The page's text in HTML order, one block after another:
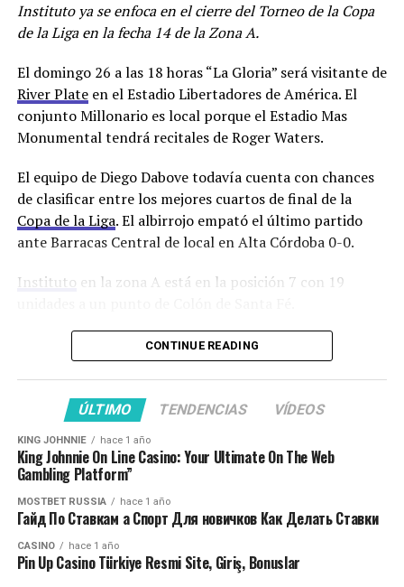
Además, el club de Barrio Alberdi oficializó la
continuidad de Franco Jara. El delantero de 35 años
continuará al menos hasta diciembre de 2024.
Los jugadores entrenarán este viernes en doble turno y
trabajarán en Villa Esquiú hasta el sábado 30 inclusive
cuando serán licenciados hasta después de las fiestas de
fin de año para encarar la parte más dura de la
pretemporada.
¡Franco Jara sigue!
renovó su contrato con
#Belgrano, hasta diciembre
de 2024.
¡Vamos por más,
Franco!#BelgranoVamos
pic.twitter.com/K3kPIwx2F
Q
Instituto ya se enfoca en el cierre del Torneo de la Copa
de la Liga en la fecha 14 de la Zona A.
El domingo 26 a las 18 horas “La Gloria” será visitante de
River Plateen el Estadio Libertadores de América. El
conjunto Millonario es local porque el Estadio Mas
Monumental tendrá recitales de Roger Waters.
El equipo de Diego Dabove todavía cuenta con chances
de clasificar entre los mejores cuartos de final de la
Copa de la Liga. El albirrojo empató el último partido
ante Barracas Central de local en Alta Córdoba 0-0.
Instituto en la zona A está en la posición 7 con 19
El técnico que recibió ofertas de Racing Club y del
Sporting Cristal de Perú luego de mantener a Instituto
en Primera confirmó a los medios de prensa luego de la
práctica abierta que seguirá siendo el técnico de la
Federico Bessone para diagramar la pretemporada y
buscar lugar de trabajo.
Dabove no podrá contar en el partido ante el Millonario
distensión.
CONTINUE READING
ÚLTIMO TENDENCIAS VÍDEOS
KING JOHNNIE hace 1 año
King Johnnie On Line Casino: Your Ultimate On The Web
Gambling Platform”
MOSTBET RUSSIA hace 1 año
Гайд По Ставкам а Спорт Для новичков Как Делать Ставки
CASINO hace 1 año
Pin Up Casino Türkiye Resmi Site, Giriş, Bonuslar